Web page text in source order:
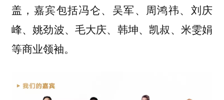
盖，嘉宾包括冯仑、吴军、周鸿祎、刘庆
峰、姚劲波、毛大庆、韩坤、凯叔、米雯娟
等商业领袖。